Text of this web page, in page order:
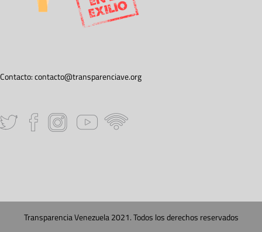
Contacto:contacto@transparenciave.org
Transparencia Venezuela 2021. Todos los derechos reservados